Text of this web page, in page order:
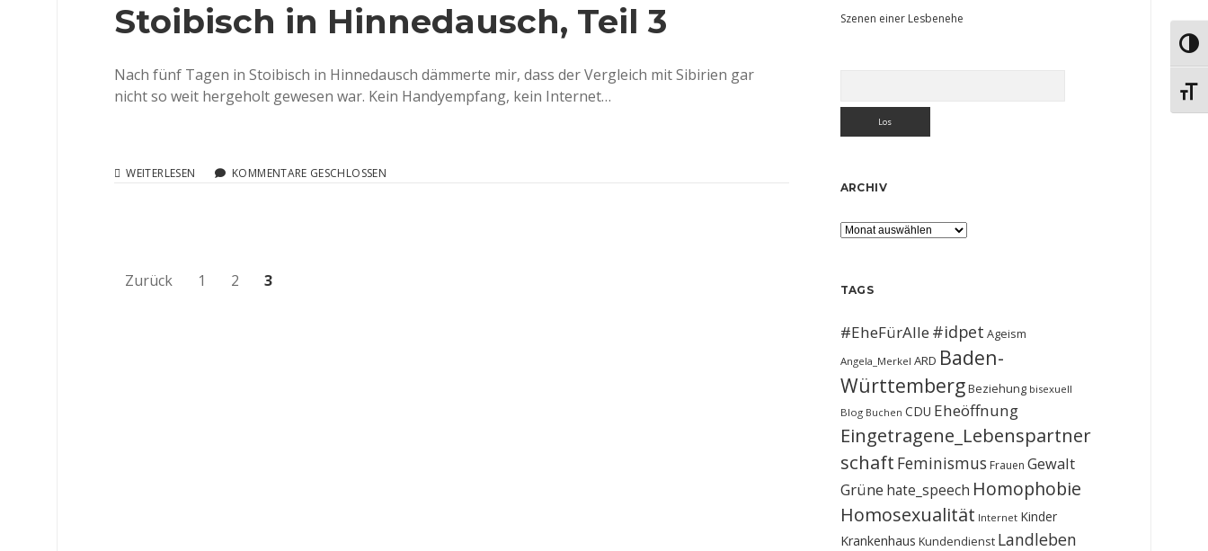
Stoibisch in Hinnedausch, Teil 3
Nach fünf Tagen in Stoibisch in Hinnedausch dämmerte mir, dass der Vergleich mit Sibirien gar
nicht so weit hergeholt gewesen war. Kein Handyempfang, kein Internet…
WEITERLESEN STOIBISCHKOMMENTARE GESCHLOSSEN
Beitragsnavigation
Zurück 1 2 3
Szenen einer Lesbenehe
ARCHIV
Archiv
TAGS
#EheFürAlle#idpet Ageism
Angela_Merkel ARD Baden-
WürttembergBeziehung bisexuell
Blog Buchen CDU Eheöffnung
Eingetragene_Lebenspartner
schaft Feminismus Frauen Gewalt
Grüne hate_speech Homophobie
Homosexualität Internet Kinder
Krankenhaus Kundendienst Landleben